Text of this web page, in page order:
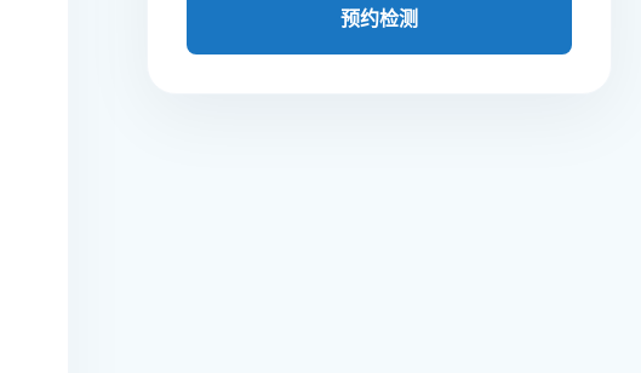
预约检测